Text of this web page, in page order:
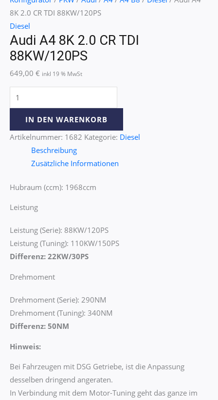
8K 2.0 CR TDI 88KW/120PS
Diesel
Audi A4 8K 2.0 CR TDI
88KW/120PS
649,00 € inkl 19 % MwSt
IN DEN WARENKORB
Artikelnummer: 1682 Kategorie: Diesel
Beschreibung
Zusätzliche Informationen
Hubraum (ccm): 1968ccm
Leistung
Leistung (Serie): 88KW/120PS
Leistung (Tuning): 110KW/150PS
Differenz: 22KW/30PS
Drehmoment
Drehmoment (Serie): 290NM
Drehmoment (Tuning): 340NM
Differenz: 50NM
Hinweis:
Bei Fahrzeugen mit DSG Getriebe, ist die Anpassung
desselben dringend angeraten.
In Verbindung mit dem Motor-Tuning geht das ganze im